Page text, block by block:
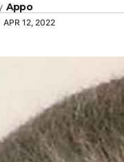
Appo
APR 12, 2022